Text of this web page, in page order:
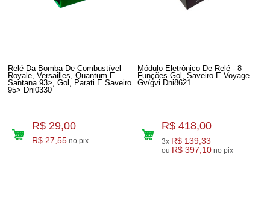
Relé Da Bomba De Combustível
Royale, Versailles, Quantum E
Santana 93>, Gol, Parati E Saveiro
95> Dni0330
R$ 29,00
R$ 27,55 no pix
Módulo Eletrônico De Relé - 8
Funções Gol, Saveiro E Voyage
Gv/gvi Dni8621
R$ 418,00
3x R$ 139,33
ou R$ 397,10 no pix